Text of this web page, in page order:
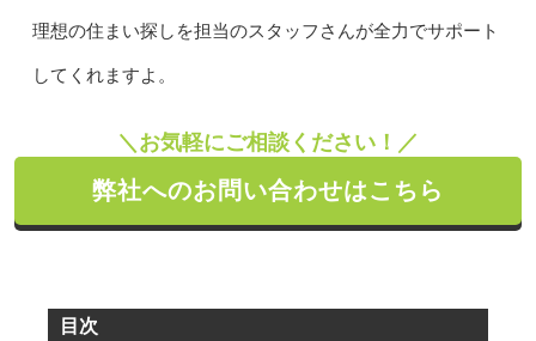
理想の住まい探しを担当のスタッフさんが全力でサポート
してくれますよ。
＼お気軽にご相談ください！／
弊社へのお問い合わせはこちら
目次